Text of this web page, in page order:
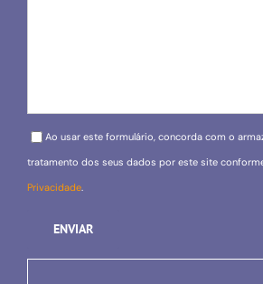
Please leave this field empty.
Ao usar este formulário, concorda com o
tratamento dos seus dados por este site
Privacidade